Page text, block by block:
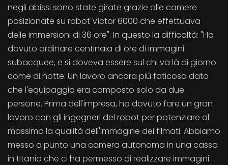
negli abissi sono state girate grazie alle camere
posizionate su robot Victor 6000 che effettuava
delle immersioni di 36 ore". In questo la difficoltà: "Ho
dovuto ordinare centinaia di ore di immagini
subacquee, e si doveva essere sul chi va là di giorno
come di notte. Un lavoro ancora più faticoso dato
che l'equipaggio era composto solo da due
persone. Prima dell'impresa, ho dovuto fare un gran
lavoro con gli ingegneri del robot per potenziare al
massimo la qualità dell'immagine dei filmati. Abbiamo
messo a punto una camera autonoma in una cassa
in titanio che ci ha permesso di realizzare immagini